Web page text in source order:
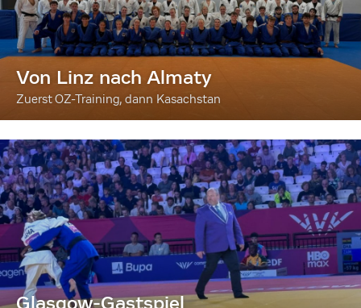
Von Linz nach Almaty
Zuerst OZ-Training, dann Kasachstan
Glasgow-Gastspiel